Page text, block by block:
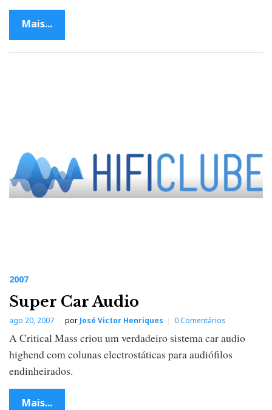
Mais...
2007
Super Car Audio
ago 20, 2007 por José Victor Henriques 0 Comentários
A Critical Mass criou um verdadeiro sistema car audio
highend com colunas electrostáticas para audiófilos
endinheirados.
Mais...